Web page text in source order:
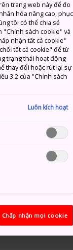
trang web này để đo
hóa nâng cao, phục
tôi có thể chia sẻ
"Chính sách cookie" và
nhận tất cả cookie"
tất cả cookie" để từ
trạng thái hoạt động
thay đổi hoặc rút lại sự
3.2 của "Chính sách
Luôn kích hoạt
Chấp nhận mọi cookie